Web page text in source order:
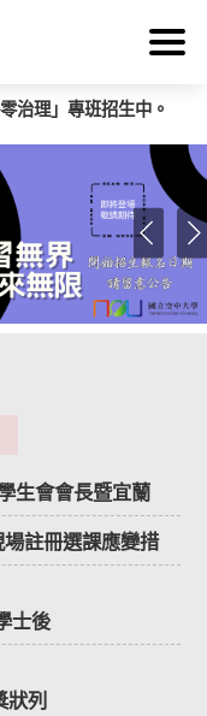
治理」專班招生中。
任投開票所工作人員，可於各鄉（鎮、市、區）公所辦理招募投開票所工作人員期間申請登記。
空中大學「30+大學」熱烈招生中
生會會長暨宜蘭
註冊選課應變措
士後
狀列